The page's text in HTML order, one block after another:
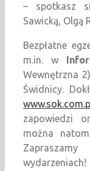
– spotkasz
Sawicką, Olgą
Bezpłatne
m.in. w
Wewnętrzna
Świdnicy.
zapowiedzi
można
wydarzeniach!